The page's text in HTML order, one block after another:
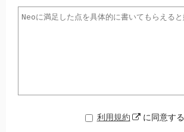
利用規約 に同意する